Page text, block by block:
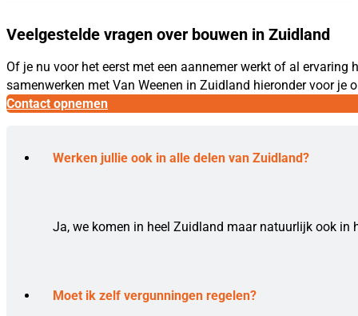
Veelgestelde vragen over bouwen in Zuidland
Of je nu voor het eerst met een aannemer werkt of al
samenwerken met Van Weenen in Zuidland hieronder voor je
Contact opnemen
Werken jullie ook in alle delen van Zuidland?
Ja, we komen in heel Zuidland maar natuurlijk ook in
Moet ik zelf vergunningen regelen?